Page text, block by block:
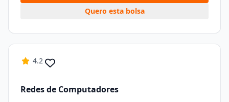
Quero esta bolsa
4.2
Redes de Computadores